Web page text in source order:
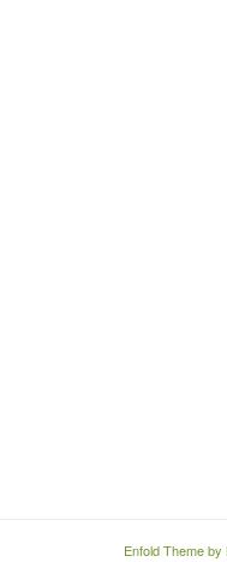
Enfold Theme by